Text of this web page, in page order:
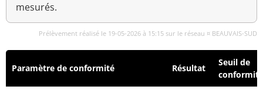
mesurés.
Prélèvement réalisé le 19-05-2026 à 15:15 sur le réseau ¤ BEAUVAIS-SUD
Paramètre de conformité Résultat
Seuil de
conformité